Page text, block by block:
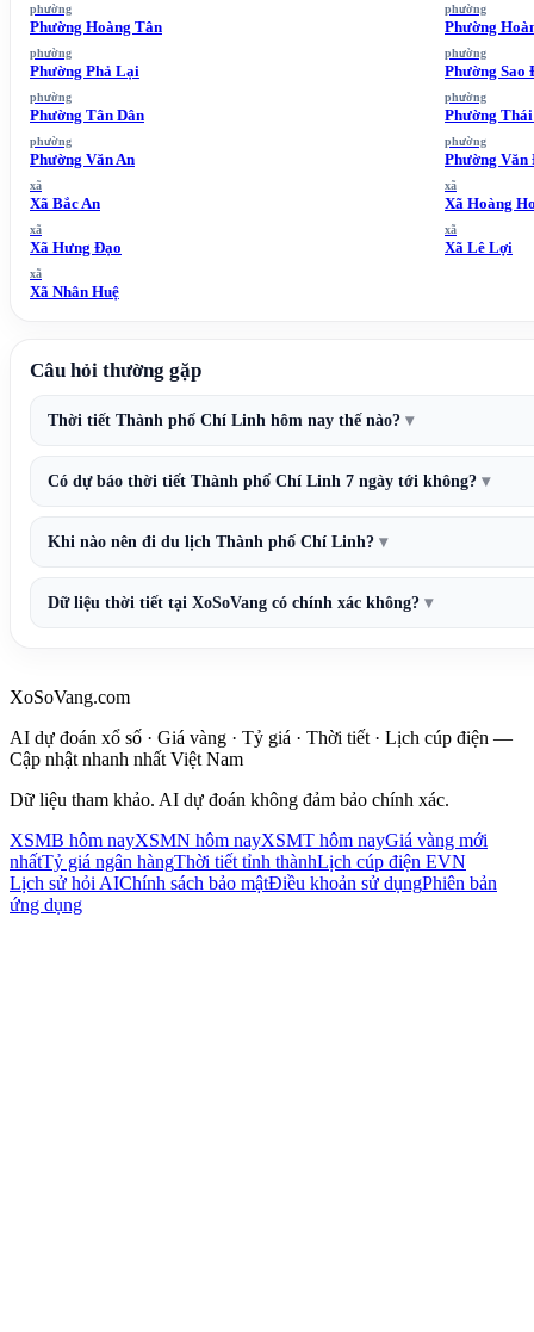
phường
Phường Hoàng Tân
phường
Phường
phường
Phường Phả Lại
phường
Phường Sao
phường
Phường Tân Dân
phường
Phường
phường
Phường Văn An
phường
Phường Văn
xã
Xã Bắc An
xã
Xã Hoàng
xã
Xã Hưng Đạo
xã
Xã Lê Lợi
xã
Xã Nhân Huệ
Câu hỏi thường gặp
Thời tiết Thành phố Chí Linh hôm nay thế nào?
Có dự báo thời tiết Thành phố Chí Linh 7 ngày tới không?
Khi nào nên đi du lịch Thành phố Chí Linh?
Dữ liệu thời tiết tại XoSoVang có chính xác không?
XoSoVang.com
AI dự đoán xổ số · Giá vàng · Tỷ giá · Thời tiết · Lịch cúp điện —
Cập nhật nhanh nhất Việt Nam
Dữ liệu tham khảo. AI dự đoán không đảm bảo chính xác.
XSMB hôm nayXSMN hôm nayXSMT hôm nayGiá vàng mới
nhấtTỷ giá ngân hàngThời tiết tỉnh thànhLịch cúp điện EVN
Lịch sử hỏi AIChính sách bảo mậtĐiều khoản sử dụngPhiên bản
ứng dụng